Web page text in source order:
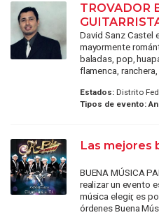
TROVADOR
David Sanz Castel
mayormente
baladas, pop,
flamenca,
Estados:Distrito
Tipos de evento:
Las mejores
BUENA MÚSICA
realizar un evento
música elegir, es
órdenes Buena